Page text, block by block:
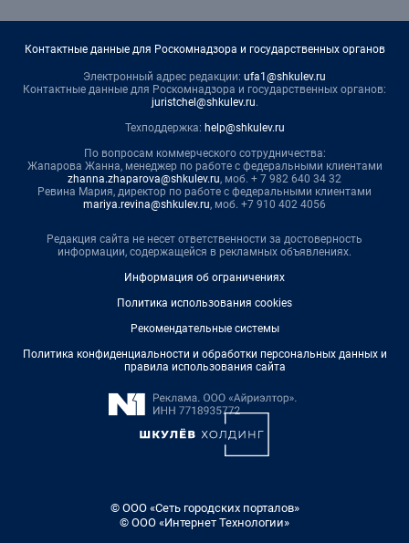
Контактные данные для Роскомнадзора и государственных органов
Электронный адрес редакции: ufa1@shkulev.ru
Контактные данные для Роскомнадзора и государственных органов:
juristchel@shkulev.ru.
Техподдержка: help@shkulev.ru
По вопросам коммерческого сотрудничества:
Жапарова Жанна, менеджер по работе с федеральными клиентами
zhanna.zhaparova@shkulev.ru, моб. + 7 982 640 34 32
Ревина Мария, директор по работе с федеральными клиентами
mariya.revina@shkulev.ru, моб. +7 910 402 4056
Редакция сайта не несет ответственности за достоверность
информации, содержащейся в рекламных объявлениях.
Информация об ограничениях
Политика использования cookies
Рекомендательные системы
Политика конфиденциальности и обработки персональных данных и
правила использования сайта
© ООО «Сеть городских порталов»
© ООО «Интернет Технологии»